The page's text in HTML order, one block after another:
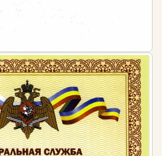
чаще. Например, в
от 27 ноября 2014 года
обучение не реже 1 раза в
что получение должного
в нефтегазовой сфере
постоянная практика, но и
подготовка.